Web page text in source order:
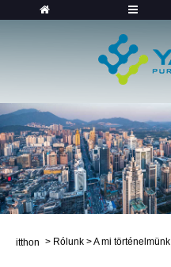
itthon > Rólunk >A mi történelmünk